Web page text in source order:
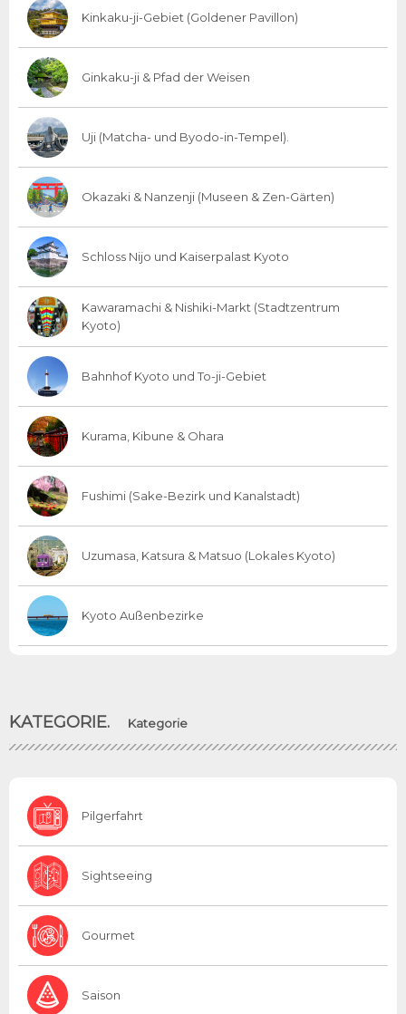
Kinkaku-ji-Gebiet (Goldener Pavillon)
Ginkaku-ji & Pfad der Weisen
Uji (Matcha- und Byodo-in-Tempel).
Okazaki & Nanzenji (Museen & Zen-Gärten)
Schloss Nijo und Kaiserpalast Kyoto
Kawaramachi & Nishiki-Markt (Stadtzentrum
Kyoto)
Bahnhof Kyoto und To-ji-Gebiet
Kurama, Kibune & Ohara
Fushimi (Sake-Bezirk und Kanalstadt)
Uzumasa, Katsura & Matsuo (Lokales Kyoto)
Kyoto Außenbezirke
KATEGORIE. Kategorie
Pilgerfahrt
Sightseeing
Gourmet
Saison